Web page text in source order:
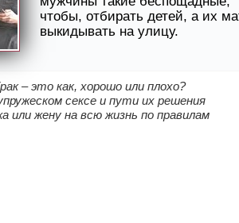
чтобы, отбирать детей, а их
выкидывать на улицу.
– это как, хорошо или плохо?
сексе и пути их решения
или жену на всю жизнь по правилам